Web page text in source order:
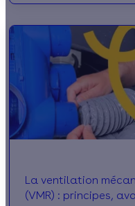
La ventilation
(VMR) : principes,